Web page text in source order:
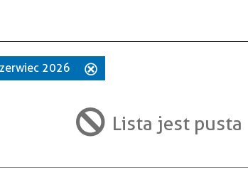
2026
filtr
Lista jest pusta